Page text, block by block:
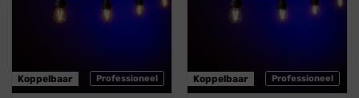
Professioneel
Koppelbaar Professioneel
Koppelbaar